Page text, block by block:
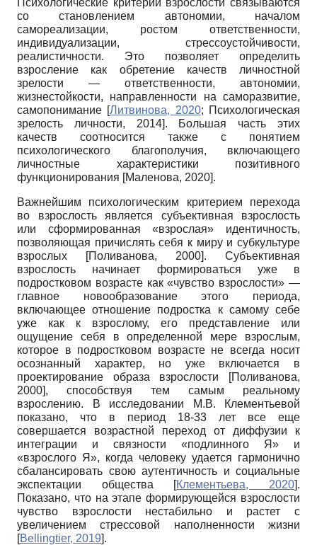
со становлением автономии, началом
самореализации, ростом ответственности,
индивидуализации, стрессоустойчивости,
реалистичности. Это позволяет определить
взросление как обретение качеств личностной
зрелости — ответственности, автономии,
жизнестойкости, направленности на саморазвитие,
самопонимание [Литвинова, 2020; Психологическая
зрелость личности, 2014]. Большая часть этих
качеств соотносится также с понятием
психологического благополучия, включающего
личностные характеристики позитивного
функционирования [Маленова, 2020].
Важнейшим психологическим критерием перехода
во взрослость является субъективная взрослость
или сформированная «взрослая» идентичность,
позволяющая причислять себя к миру и субкультуре
взрослых
[Поливанова, 2000]. Субъективная
взрослость начинает формироваться уже в
подростковом возрасте как «чувство взрослости» —
главное новообразование этого периода,
включающее отношение подростка к самому себе
уже как к взрослому, его представление или
ощущение себя в определенной мере взрослым,
которое в подростковом возрасте не всегда носит
осознанный характер, но уже включается в
проектирование образа взрослости
[Поливанова,
2000], способствуя тем самым реальному
взрослению. В исследовании М.В. Клементьевой
показано, что в период 18-33 лет все еще
совершается возрастной переход от диффузии к
интеграции и связности «подлинного Я» и
«взрослого Я», когда человеку удается гармонично
сбалансировать свою аутентичность и социальные
экспектации общества [Клементьева, 2020].
Показано, что на этапе формирующейся взрослости
чувство взрослости нестабильно и растет с
увеличением стрессовой наполненности жизни
[Bellingtier, 2019].